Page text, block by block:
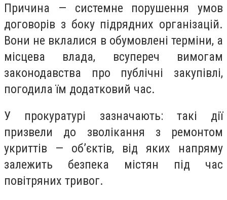
Причина — системне порушення умов
договорів з боку підрядних організацій.
Вони не вклалися в обумовлені терміни, а
місцева влада, всупереч вимогам
законодавства про публічні закупівлі,
погодила їм додатковий час.
У прокуратурі зазначають: такі дії
призвели до зволікання з ремонтом
укриттів — об’єктів, від яких напряму
залежить безпека містян під час
повітряних тривог.